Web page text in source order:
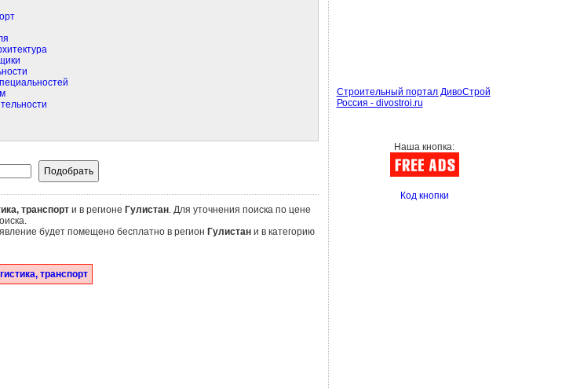
транспорти в регионе Гулистан. Для уточнения поиска по цене
будет помещено бесплатно в регион Гулистани в категорию
транспорт
Строительный портал ДивоСтрой
Россия - divostroi.ru
Наша кнопка:
Код кнопки